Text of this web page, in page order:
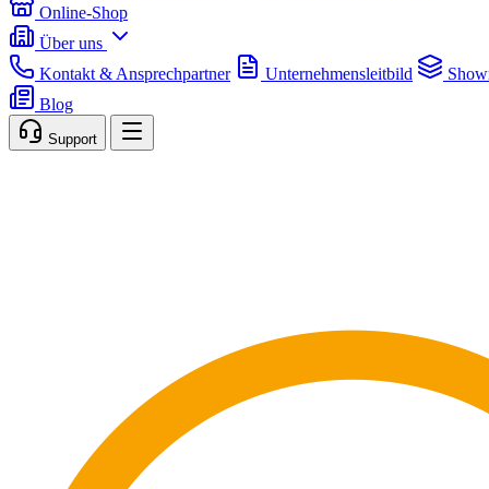
Online-Shop
Über uns
Kontakt & Ansprechpartner
Unternehmensleitbild
Blog
Support